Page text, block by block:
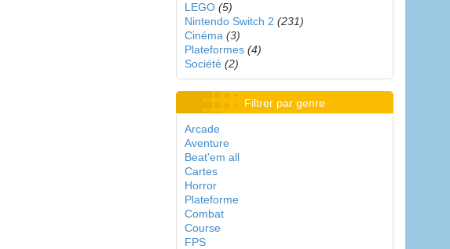
LEGO (5)
Nintendo Switch 2 (231)
Cinéma (3)
Plateformes (4)
Société (2)
Filtrer par genre
Arcade
Aventure
Beat'em all
Cartes
Horror
Plateforme
Combat
Course
FPS